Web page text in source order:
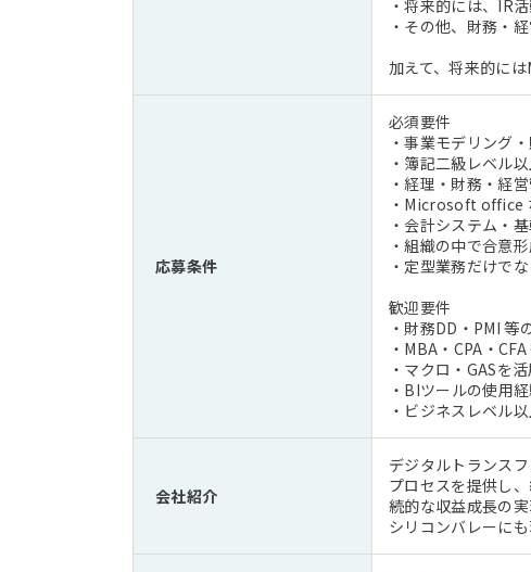
・将来的には、IR
・その他、財務・
加えて、将来的に
応募条件
必須要件
・事業モデリング
・簿記二級レベル
・経理・財務・経
・Microsoft office
・会計システム・
・組織の中で合意
・定型業務だけで
歓迎要件
・財務DD・PMI 等
・MBA・CPA・
・マクロ・GASを
・BIツールの使用
・ビジネスレベル
会社紹介
デジタルトランス
プロセスを提供し
続的な収益成長の
シリコンバレーにも